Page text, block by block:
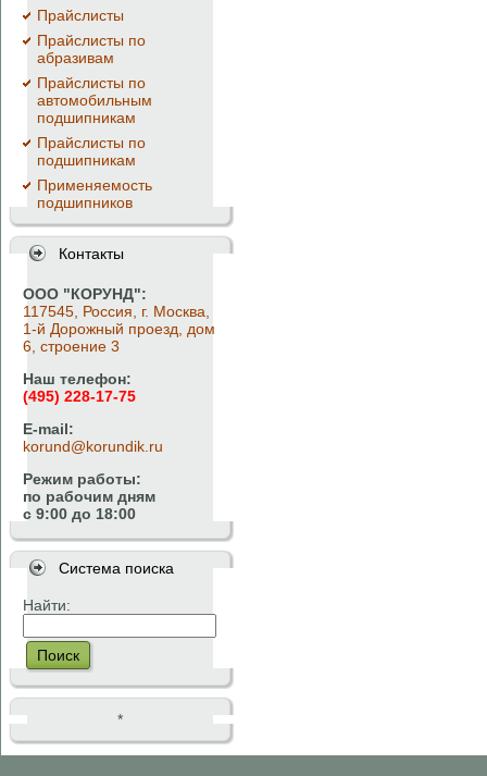
Прайслисты
Прайслисты по
абразивам
Прайслисты по
автомобильным
подшипникам
Прайслисты по
подшипникам
Применяемость
подшипников
Контакты
ООО "КОРУНД":
117545, Россия, г. Москва,
1-й Дорожный проезд, дом
6, строение 3
Наш телефон:
(495) 228-17-75
E-mail:
korund@korundik.ru
Режим работы:
по рабочим дням
с 9:00 до 18:00
Система поиска
Найти:
Поиск
*